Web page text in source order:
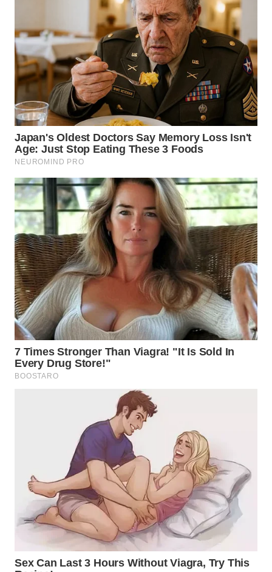
KALTARA
WN
KALSEL
WN
KALTIM
WN
SULSEL
WN
GORONTALO
WN
SULUT
WN
MALUKU
WN
MALUT
WN
WN
NIAS
WN
LANGKAT
WN